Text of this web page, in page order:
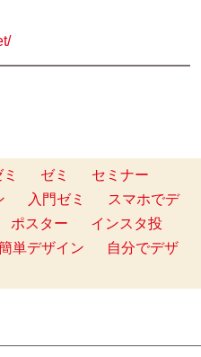
ゼミ
セミナー
入門ゼミ
スマホでデ
ポスター
インスタ投
単デザイン
自分でデザ